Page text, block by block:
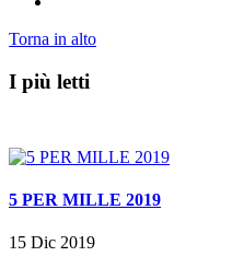
Torna in alto
I più letti
5 PER MILLE 2019
15 Dic 2019